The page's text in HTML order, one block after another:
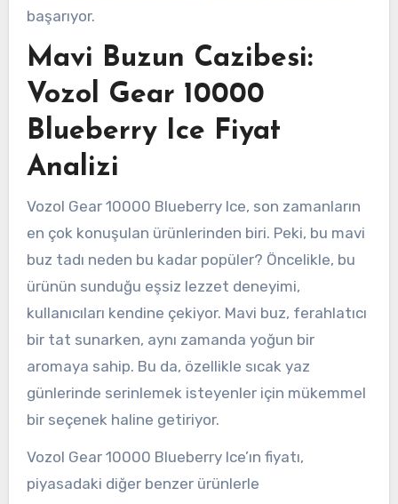
başarıyor.
Mavi Buzun Cazibesi:
Vozol Gear 10000
Blueberry Ice Fiyat
Analizi
Vozol Gear 10000 Blueberry Ice, son zamanların
en çok konuşulan ürünlerinden biri. Peki, bu mavi
buz tadı neden bu kadar popüler? Öncelikle, bu
ürünün sunduğu eşsiz lezzet deneyimi,
kullanıcıları kendine çekiyor. Mavi buz, ferahlatıcı
bir tat sunarken, aynı zamanda yoğun bir
aromaya sahip. Bu da, özellikle sıcak yaz
günlerinde serinlemek isteyenler için mükemmel
bir seçenek haline getiriyor.
Vozol Gear 10000 Blueberry Ice’ın fiyatı,
piyasadaki diğer benzer ürünlerle